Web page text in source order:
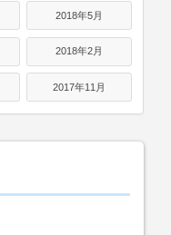
2018年5月
2018年2月
2017年11月